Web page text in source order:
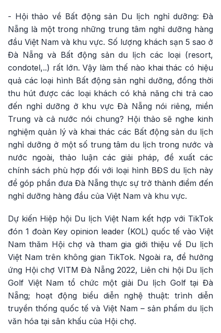
- Hội thảo về Bất động sản Du lịch nghỉ dưỡng: Đà
Nẵng là một trong những trung tâm nghỉ dưỡng hàng
đầu Việt Nam và khu vực. Số lượng khách sạn 5 sao ở
Đà Nẵng và Bất động sản du lịch các loại (resort,
condotel,..) rất lớn. Vậy làm thế nào khai thác có hiệu
quả các loại hình Bất động sản nghỉ dưỡng, đồng thời
thu hút được các loại khách có khả năng chi trả cao
đến nghỉ dưỡng ở khu vực Đà Nẵng nói riêng, miền
Trung và cả nước nói chung? Hội thảo sẽ nghe kinh
nghiệm quản lý và khai thác các Bất động sản du lịch
nghỉ dưỡng ở một số trung tâm du lịch trong nước và
nước ngoài, thảo luận các giải pháp, đề xuất các
chính sách phù hợp đối với loại hình BĐS du lịch này
để góp phần đưa Đà Nẵng thực sự trở thành điểm đến
nghỉ dưỡng hàng đầu của Việt Nam và khu vực.
Dự kiến Hiệp hội Du lịch Việt Nam kết hợp với TikTok
đón 1 đoàn Key opinion leader (KOL) quốc tế vào Việt
Nam thăm Hội chợ và tham gia giới thiệu về Du lịch
Việt Nam trên không gian TikTok. Ngoài ra, để hưởng
ứng Hội chợ VITM Đà Nẵng 2022, Liên chi hội Du lịch
Golf Việt Nam tổ chức một giải Du lịch Golf tại Đà
Nẵng; hoạt động biểu diễn nghệ thuật: trình diễn
truyền thống quốc tế và Việt Nam – sản phẩm du lịch
văn hóa tại sân khấu của Hội chợ.